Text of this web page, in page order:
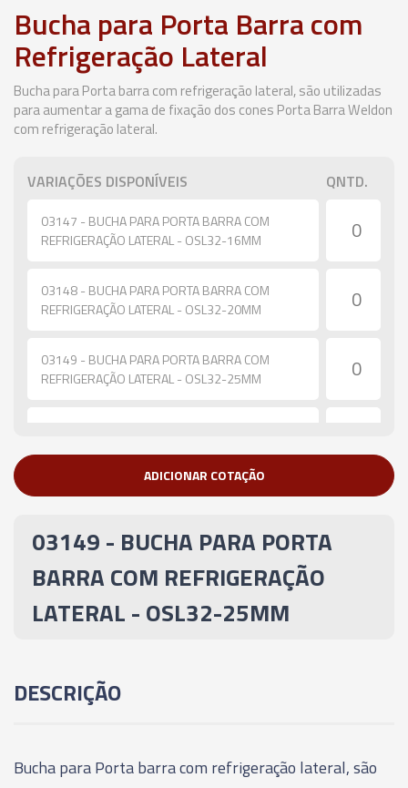
Bucha para Porta Barra com
Refrigeração Lateral
Bucha para Porta barra com refrigeração lateral, são utilizadas
para aumentar a gama de fixação dos cones Porta Barra Weldon
com refrigeração lateral.
VARIAÇÕES DISPONÍVEIS QNTD.
03147 - BUCHA PARA PORTA BARRA COM
REFRIGERAÇÃO LATERAL - OSL32-16MM
03148 - BUCHA PARA PORTA BARRA COM
REFRIGERAÇÃO LATERAL - OSL32-20MM
03149 - BUCHA PARA PORTA BARRA COM
REFRIGERAÇÃO LATERAL - OSL32-25MM
03655 - BUCHA PARA PORTA BARRA COM
03656 - BUCHA PARA PORTA BARRA COM
REFRIGERAÇÃO LATERAL - OSL40-25MM
ADICIONAR COTAÇÃO
03149 - BUCHA PARA PORTA
BARRA COM REFRIGERAÇÃO
LATERAL - OSL32-25MM
DESCRIÇÃO
Bucha para Porta barra com refrigeração lateral, são